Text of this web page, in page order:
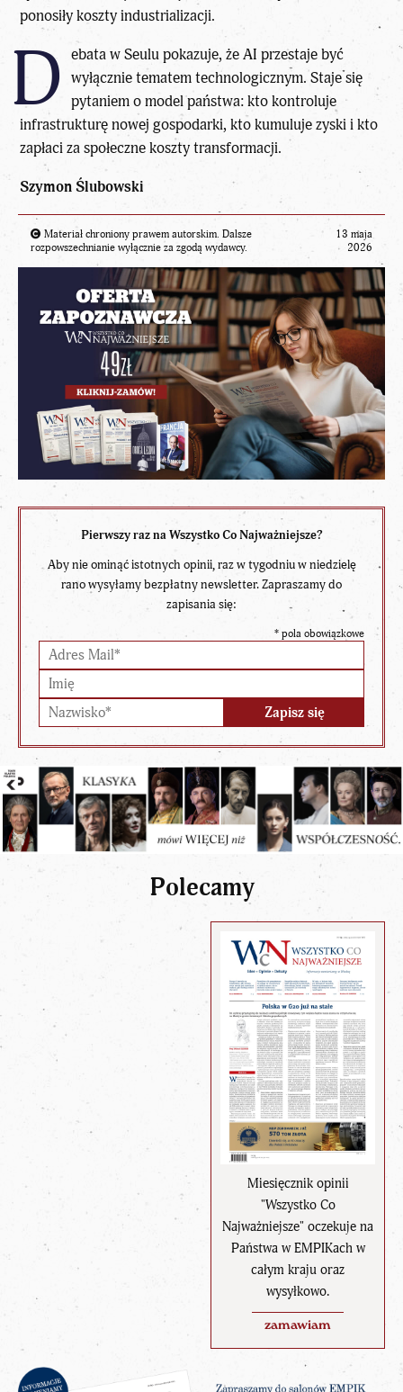
ponosiły koszty industrializacji.
D
ebata w Seulu pokazuje, że AI przestaje być
wyłącznie tematem technologicznym. Staje się
pytaniem o model państwa: kto kontroluje
infrastrukturę nowej gospodarki, kto kumuluje zyski i kto
zapłaci za społeczne koszty transformacji.
Szymon Ślubowski
Materiał chroniony prawem autorskim. Dalsze
rozpowszechnianie wyłącznie za zgodą wydawcy.
13 maja
2026
Pierwszy raz na Wszystko Co Najważniejsze?
Aby nie ominąć istotnych opinii, raz w tygodniu w niedzielę
rano wysyłamy bezpłatny newsletter. Zapraszamy do
zapisania się:
* pola obowiązkowe
Polecamy
Miesięcznik opinii
"Wszystko Co
Najważniejsze" oczekuje na
Państwa w EMPIKach w
całym kraju oraz
wysyłkowo.
zamawiam